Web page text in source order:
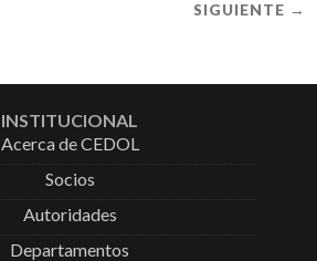
SIGUIENTE →
INSTITUCIONAL
Acerca de CEDOL
Socios
Autoridades
Departamentos